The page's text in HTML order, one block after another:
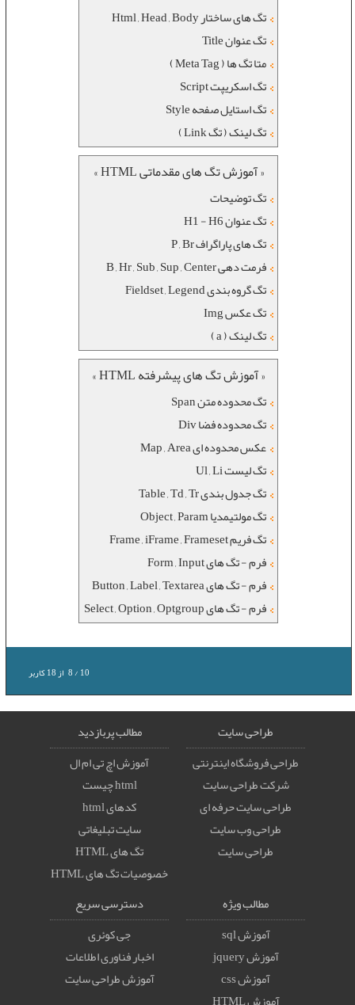
تگ های ساختار Html , Head , Body
تگ عنوان Title
متا تگ ها ( Meta Tag )
تگ اسکریپت Script
تگ استایل صفحه Style
تگ لینک ( تگ Link )
« آموزش تگ های مقدماتی HTML »
تگ توضیحات
تگ عنوان H1 - H6
تگ های پاراگراف P , Br
فرمت دهی B , Hr , Sub , Sup , Center
تگ گروه بندی Fieldset , Legend
تگ عکس Img
تگ لینک ( a )
« آموزش تگ های پیشرفته HTML »
تگ محدوده متن Span
تگ محدوده فضا Div
عکس محدوده ای Map , Area
تگ لیست Ul , Li
تگ جدول بندی Table , Td , Tr
تگ مولتیمدیا Object , Param
تگ فریم Frame , iFrame , Frameset
فرم - تگ های Form , Input
فرم - تگ های Button , Label , Textarea
فرم - تگ های Select , Option , Optgroup
8/10 از18کاربر
طراحی سایت
طراحی فروشگاه اینترنتی
شرکت طراحی سایت
طراحی سایت حرفه ای
طراحی وب سایت
طراحی سایت
مطالب پربازدید
آموزش اچ تی ام ال
html چیست
کدهای html
سایت تبلیغاتی
تگ های HTML
خصوصيات تگ های HTML
مطالب ویژه
آموزش sql
آموزش jquery
آموزش css
دسترسی سریع
جی کوئری
اخبار فناوری اطلاعات
آموزش طراحی سایت